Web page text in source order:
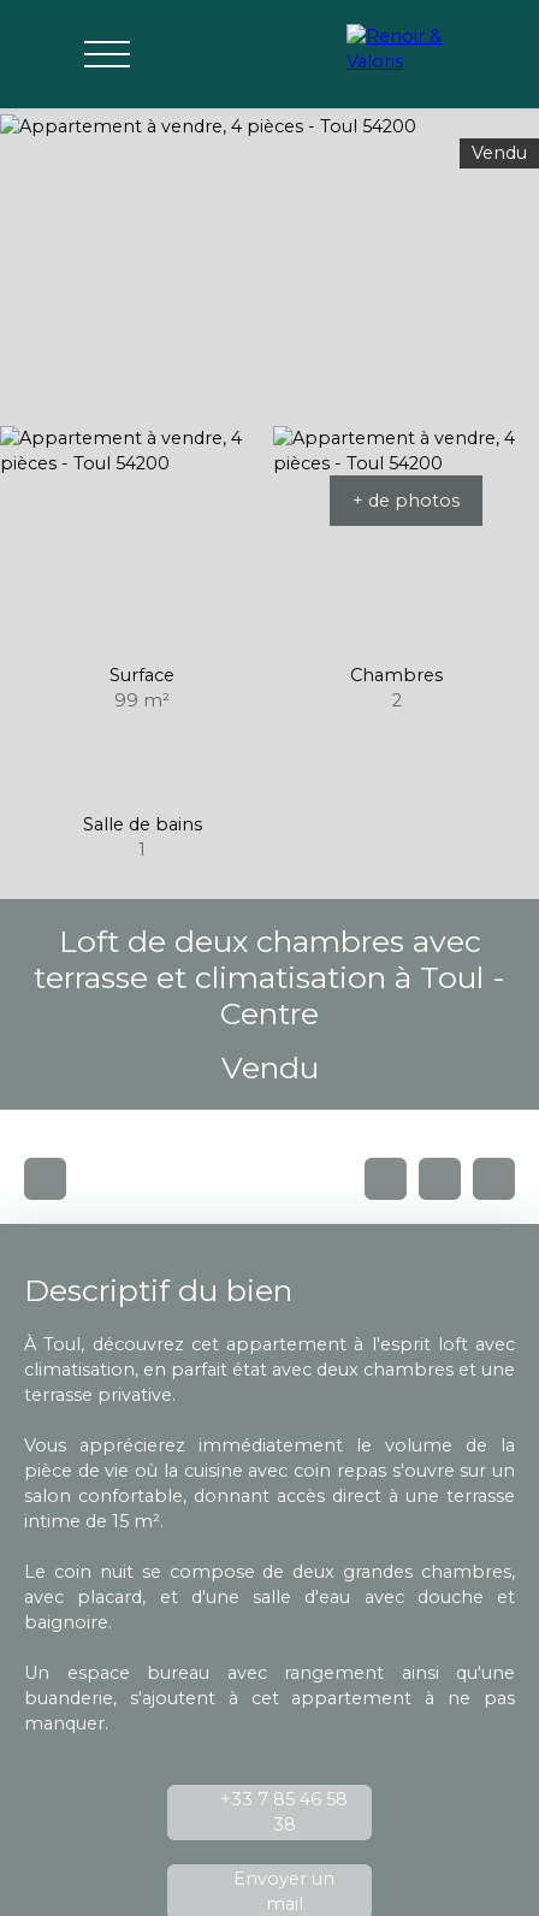
Vendu
+ de photos
Surface
99 m²
Chambres
2
Salle de bains
1
Loft de deux chambres avec
terrasse et climatisation à Toul -
Centre
Vendu
Descriptif du bien
À Toul, découvrez cet appartement à l'esprit loft avec
climatisation, en parfait état avec deux chambres et une
terrasse privative.
Vous apprécierez immédiatement le volume de la
pièce de vie où la cuisine avec coin repas s'ouvre sur un
salon confortable, donnant accès direct à une terrasse
intime de 15 m².
Le coin nuit se compose de deux grandes chambres,
avec placard, et d'une salle d'eau avec douche et
baignoire.
Un espace bureau avec rangement ainsi qu'une
buanderie, s'ajoutent à cet appartement à ne pas
manquer.
+33 7 85 46 58
38
Envoyer un
mail